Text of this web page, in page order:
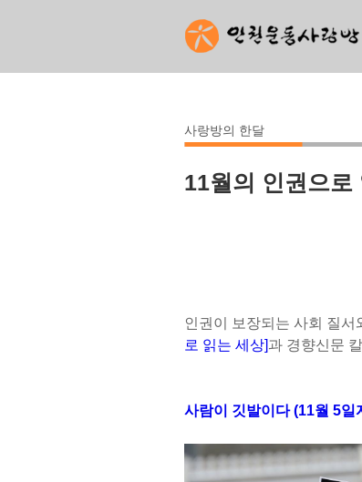
사랑방의 한달
11월의 인권으로
인권이 보장되는 사회 질
로 읽는 세상]과 경향신문
사람이 깃발이다 (11월 5일